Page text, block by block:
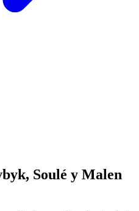
Soulé y Malen